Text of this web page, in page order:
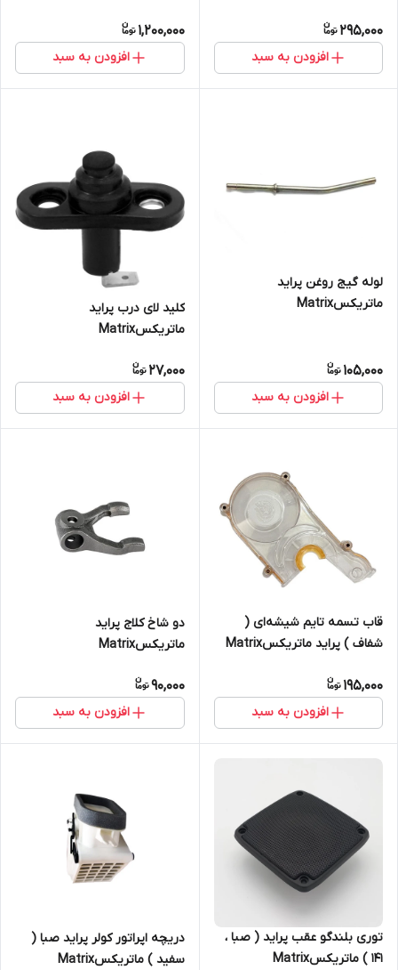
295,000
افزودن به سبد
1,200,000
افزودن به سبد
لوله گیج روغن پراید
ماتریکسMatrix
105,000
افزودن به سبد
کلید لای درب پراید
ماتریکسMatrix
27,000
افزودن به سبد
قاب تسمه تایم شیشه‌ای (
شفاف ) پراید ماتریکسMatrix
195,000
افزودن به سبد
دو شاخ کلاج پراید
ماتریکسMatrix
90,000
افزودن به سبد
توری بلندگو عقب پراید ( صبا ،
۱۴۱ ) ماتریکسMatrix
دریچه اپراتور کولر پراید صبا (
سفید ) ماتریکسMatrix